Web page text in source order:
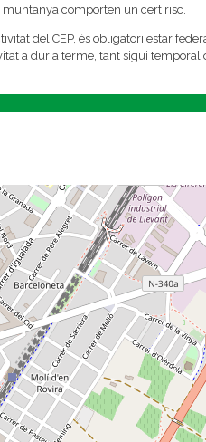
comporten un cert risc.
del CEP, és obligatori estar
a dur a terme, tant sigui temporal